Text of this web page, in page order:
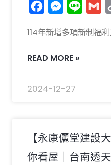
FacebookMessenger
Line
114年新增多項新制福
READ MORE »
2024-12-27
【永康儷堂建設
你看屋｜台南透